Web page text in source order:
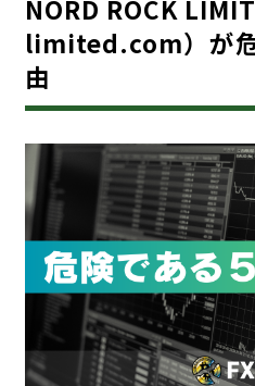
NORD ROCK
limited.com）が
由